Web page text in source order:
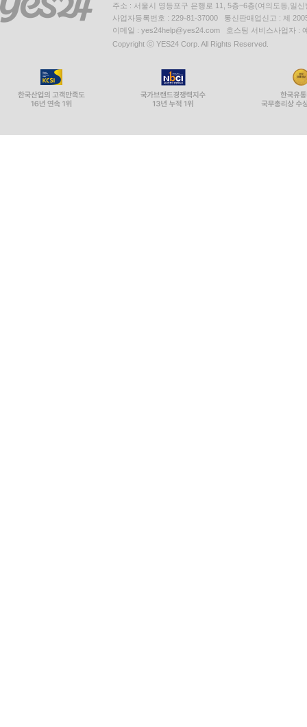
주소 : 서울시 영등포구 은행로 11, 5층~6층(여의도동,일신
사업자등록번호 : 229-81-37000 통신판매업신고 : 제
이메일 : yes24help@yes24.com 호스팅 서비스사업자 :
Copyright ⓒ YES24 Corp. All Rights Reserved.